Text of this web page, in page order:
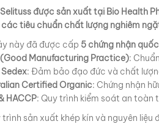
được sản xuất tại Bio Health
tiêu chuẩn chất lượng nghiêm
này đã được cấp 5 chứng nhận
(Good Manufacturing Practice):
Sedex: Đảm bảo đạo đức và chất
Certified Organic: Chứng nhận
HACCP: Quy trình kiểm soát an
trình sản xuất khép kín và nguyên